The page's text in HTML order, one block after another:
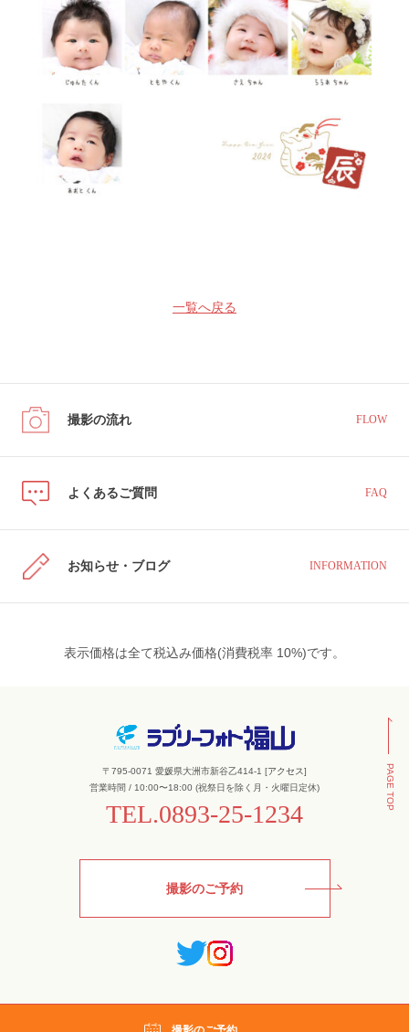
一覧へ戻る
撮影の流れ FLOW
よくあるご質問 FAQ
お知らせ・ブログ INFORMATION
表示価格は全て税込み価格(消費税率 10%)です。
〒795-0071 愛媛県大洲市新谷乙414-1 [アクセス]
営業時間 / 10:00〜18:00 (祝祭日を除く月・火曜日定休)
TEL.0893-25-1234
撮影のご予約
PAGE TOP
Copyright © Lovely Photo Fukuyama All Rights Reserved.